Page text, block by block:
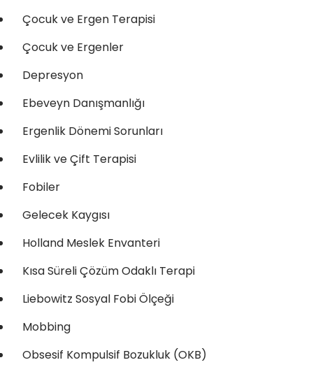
Çocuk ve Ergen Terapisi
Çocuk ve Ergenler
Depresyon
Ebeveyn Danışmanlığı
Ergenlik Dönemi Sorunları
Evlilik ve Çift Terapisi
Fobiler
Gelecek Kaygısı
Holland Meslek Envanteri
Kısa Süreli Çözüm Odaklı Terapi
Liebowitz Sosyal Fobi Ölçeği
Mobbing
Obsesif Kompulsif Bozukluk (OKB)